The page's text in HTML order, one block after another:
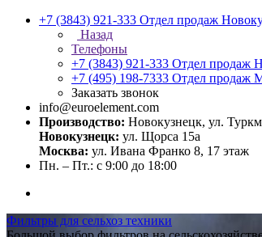
+7 (3843) 921-333 Отдел продаж
Назад
Телефоны
+7 (3843) 921-333 Отдел продаж
+7 (495) 198-7333 Отдел продаж
Заказать звонок
info@euroelement.com
Производство: Новокузнецк, ул.
Новокузнецк: ул. Щорса 15а
Москва: ул. Ивана Франко 8, 17 этаж
Пн. – Пт.: с 9:00 до 18:00
Фильтры для сельхоз техники